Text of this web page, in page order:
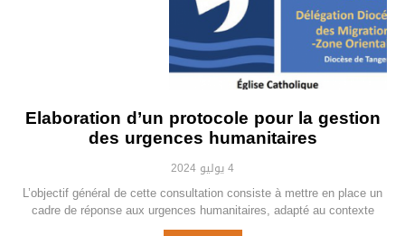
Elaboration d’un protocole pour la gestion
des urgences humanitaires
4 يوليو 2024
L’objectif général de cette consultation consiste à mettre en place un
cadre de réponse aux urgences humanitaires, adapté au contexte